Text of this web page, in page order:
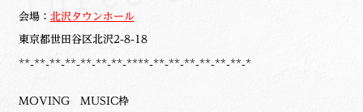
会場： 北沢タウンホール
東京都世田谷区北沢2-8-18
**-**-**-**-**-**-**-****-**-**-**-**-**-**-*
MOVING MUSIC枠